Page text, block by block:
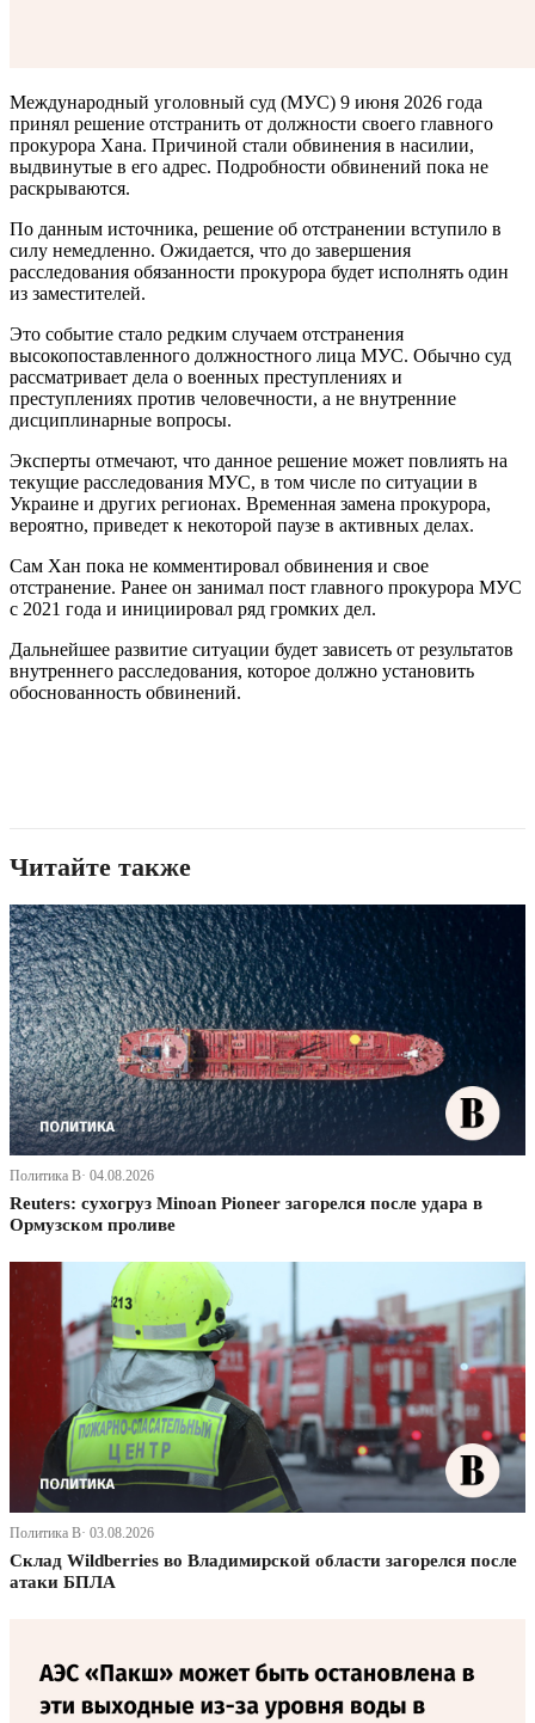
Международный уголовный суд (МУС) 9 июня 2026 года
принял решение отстранить от должности своего главного
прокурора Хана. Причиной стали обвинения в насилии,
выдвинутые в его адрес. Подробности обвинений пока не
раскрываются.
По данным источника, решение об отстранении вступило в
силу немедленно. Ожидается, что до завершения
расследования обязанности прокурора будет исполнять один
из заместителей.
Это событие стало редким случаем отстранения
высокопоставленного должностного лица МУС. Обычно суд
рассматривает дела о военных преступлениях и
преступлениях против человечности, а не внутренние
дисциплинарные вопросы.
Эксперты отмечают, что данное решение может повлиять на
текущие расследования МУС, в том числе по ситуации в
Украине и других регионах. Временная замена прокурора,
вероятно, приведет к некоторой паузе в активных делах.
Сам Хан пока не комментировал обвинения и свое
отстранение. Ранее он занимал пост главного прокурора МУС
с 2021 года и инициировал ряд громких дел.
Дальнейшее развитие ситуации будет зависеть от результатов
внутреннего расследования, которое должно установить
обоснованность обвинений.
Читайте также
Политика В· 04.08.2026
Reuters: сухогруз Minoan Pioneer загорелся после удара в
Ормузском проливе
Политика В· 03.08.2026
Склад Wildberries во Владимирской области загорелся после
атаки БПЛА